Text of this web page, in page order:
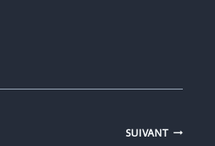
SUIVANT